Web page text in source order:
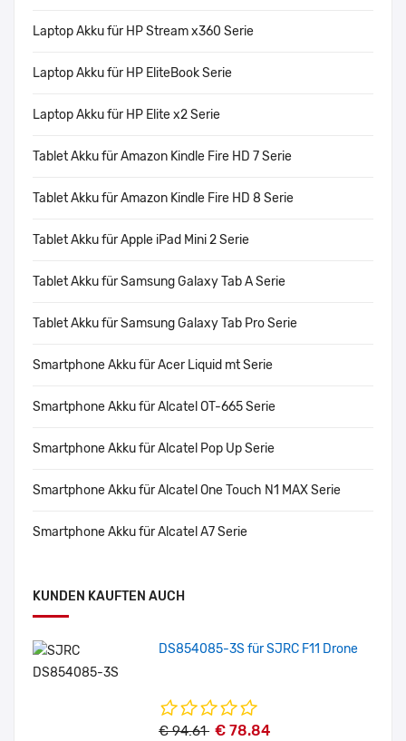
Laptop Akku für HP Stream x360 Serie
Laptop Akku für HP EliteBook Serie
Laptop Akku für HP Elite x2 Serie
Tablet Akku für Amazon Kindle Fire HD 7 Serie
Tablet Akku für Amazon Kindle Fire HD 8 Serie
Tablet Akku für Apple iPad Mini 2 Serie
Tablet Akku für Samsung Galaxy Tab A Serie
Tablet Akku für Samsung Galaxy Tab Pro Serie
Smartphone Akku für Acer Liquid mt Serie
Smartphone Akku für Alcatel OT-665 Serie
Smartphone Akku für Alcatel Pop Up Serie
Smartphone Akku für Alcatel One Touch N1 MAX Serie
Smartphone Akku für Alcatel A7 Serie
KUNDEN KAUFTEN AUCH
DS854085-3S für SJRC F11 Drone
€ 94.61 € 78.84